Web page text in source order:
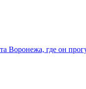
Воронежа, где он